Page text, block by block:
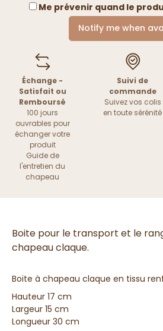
Me prévenir quand le
Notify me when
Échange -
Satisfait ou
Remboursé
100 jours
ouvrables pour
échanger votre
produit
Guide de
l'entretien du
chapeau
Suivi de
commande
Suivez vos colis
en toute sérénité
Boite pour le transport et le
chapeau claque.
Boite à chapeau claque en tissu
Hauteur 17 cm
Largeur 15 cm
Longueur 30 cm